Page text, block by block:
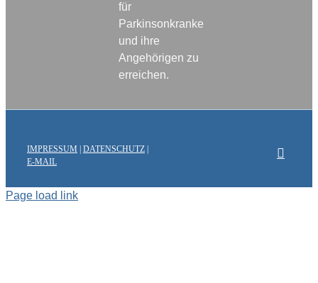
für
Parkinsonkranke
und ihre
Angehörigen zu
erreichen.
IMPRESSUM DATENSCHUTZ|
E-MAIL
Page load link